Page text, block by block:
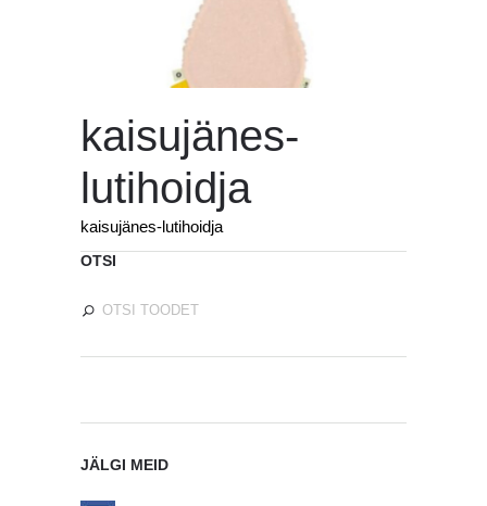
kaisujänes-
lutihoidja
kaisujänes-lutihoidja
OTSI
JÄLGI MEID